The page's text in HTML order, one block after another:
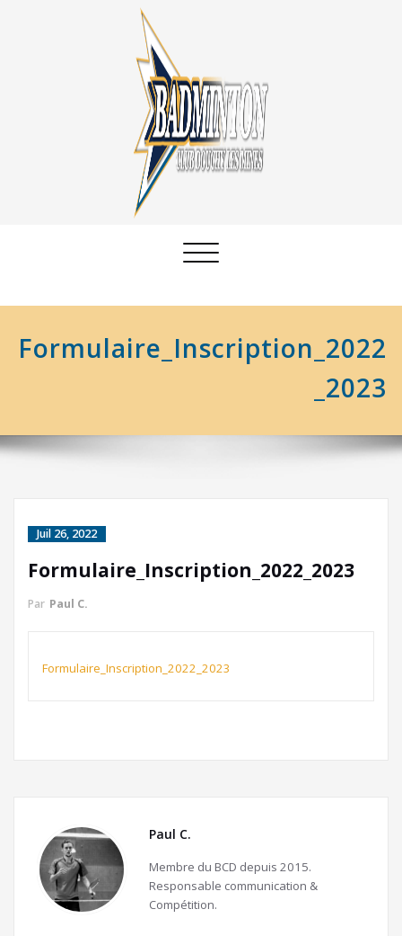
Afficher/masquer
Formulaire_Inscription_2022
_2023
Juil 26, 2022
Formulaire_Inscription_2022_2023
Par Paul C.
Formulaire_Inscription_2022_2023
Paul C.
Membre du BCD depuis 2015.
Responsable communication &
Compétition.